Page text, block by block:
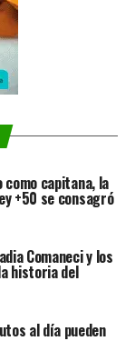
como capitana, la
+50 se consagró
Comaneci y los
historia del
al día pueden